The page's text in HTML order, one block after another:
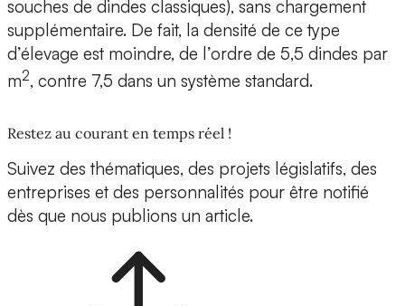
souches de dindes classiques), sans chargement
supplémentaire. De fait, la densité de ce type
d’élevage est moindre, de l’ordre de 5,5 dindes par
m2, contre 7,5 dans un système standard.
Restez au courant en temps réel !
Suivez des thématiques, des projets législatifs, des
entreprises et des personnalités pour être notifié
dès que nous publions un article.